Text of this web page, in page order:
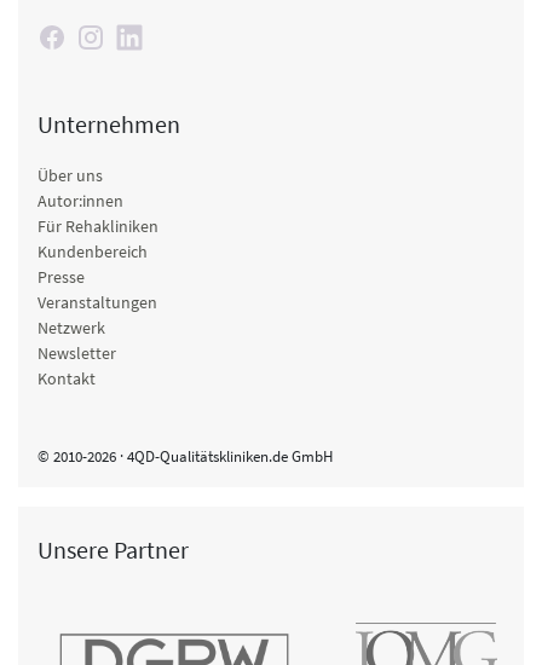
Unternehmen
Über uns
Autor:innen
Für Rehakliniken
Kundenbereich
Presse
Veranstaltungen
Netzwerk
Newsletter
Kontakt
© 2010-2026 · 4QD-Qualitätskliniken.de GmbH
Unsere Partner